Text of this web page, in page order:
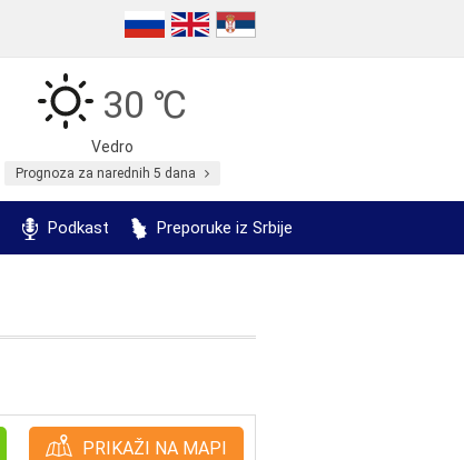
30 ℃
Vedro
Prognoza za narednih 5 dana
Podkast Preporuke iz Srbije
PRIKAŽI NA MAPI